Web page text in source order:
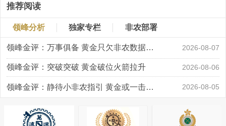
推荐阅读
领峰分析 独家专栏 非农部署
领峰金评：万事俱备 黄金只欠非农数据“东风” 2026-08-07
领峰金评：突破突破 黄金破位火箭拉升 2026-08-06
领峰金评：静待小非农指引 黄金或一击破局 2026-08-05